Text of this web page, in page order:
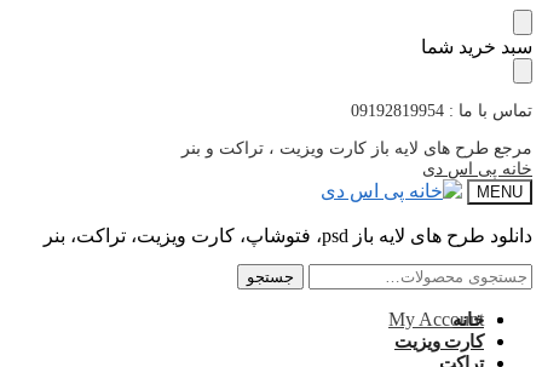
پرش
به
پرش
به
سبد خرید شما
تماس با ما : 09192819954
مرجع طرح های لایه باز کارت ویزیت ، تراکت و بنر
خانه پی اس دی
MENU
دانلود طرح های لایه باز psd، فتوشاپ، کارت ویزیت، تراکت، بنر
جستجو
جستجو
My Account
جستجو
جستجو
خانه
کارت ویزیت